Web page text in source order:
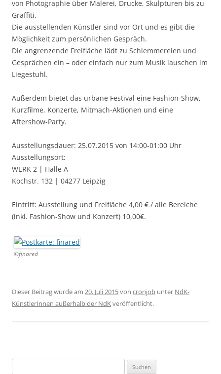
von Photographie über Malerei, Drucke, Skulpturen bis zu
Graffiti.
Die ausstellenden Künstler sind vor Ort und es gibt die
Möglichkeit zum persönlichen Gespräch.
Die angrenzende Freifläche lädt zu Schlemmereien und
Gesprächen ein – oder einfach nur zum Musik lauschen im
Liegestuhl.
Außerdem bietet das urbane Festival eine Fashion-Show,
Kurzfilme, Konzerte, Mitmach-Aktionen und eine
Aftershow-Party.
Ausstellungsdauer: 25.07.2015 von 14:00-01:00 Uhr
Ausstellungsort:
WERK 2 | Halle A
Kochstr. 132 | 04277 Leipzig
Eintritt: Ausstellung und Freifläche 4,00 € / alle Bereiche
(inkl. Fashion-Show und Konzert) 10,00€.
©finared
Dieser Beitrag wurde am 20. Juli 2015von cronjob unter NdK-
KünstlerInnen außerhalb der NdKveröffentlicht.